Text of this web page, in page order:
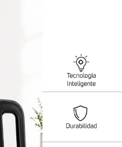
Next